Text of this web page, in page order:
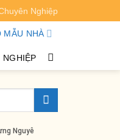
Nghiệp
MẪU NHÀ
XEM CHI TIẾT